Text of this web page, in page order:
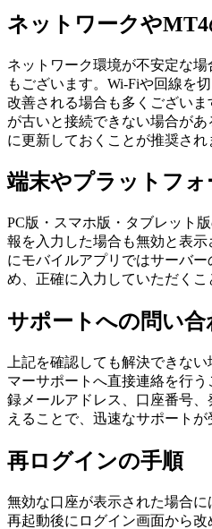
ネットワークや
ネットワーク環境が不安定な
もございます。Wi-Fiや回線を
改善される場合も多くござい
が古いと接続できない場合が
に更新しておくことが推奨され
端末やプラットフ
PC版・スマホ版・タブレット
報を入力した場合も無効と表
にモバイルアプリではサーバ
め、正確に入力していただくこ
サポートへの問い合
上記を確認しても解決できな
マーサポートへ直接連絡を行
録メールアドレス、口座番号
えることで、迅速なサポートが
再ログインの手順
無効な口座が表示された場合に
再起動後にログイン画面から改